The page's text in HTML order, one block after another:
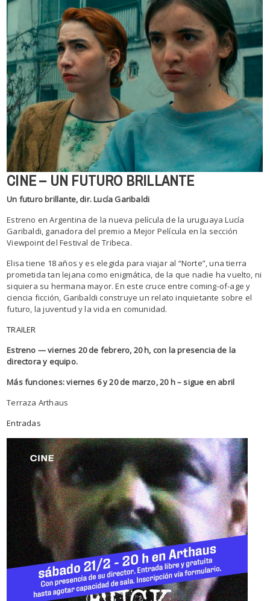
CINE – UN FUTURO BRILLANTE
Un futuro brillante, dir. Lucía Garibaldi
Estreno en Argentina de la nueva película de la uruguaya Lucía
Garibaldi, ganadora del premio a Mejor Película en la sección
Viewpoint del Festival de Tribeca.
Elisa tiene 18 años y es elegida para viajar al “Norte”, una tierra
prometida tan lejana como enigmática, de la que nadie ha vuelto, ni
siquiera su hermana mayor. En este cruce entre coming-of-age y
ciencia ficción, Garibaldi construye un relato inquietante sobre el
futuro, la juventud y la vida en comunidad.
TRAILER
Estreno — viernes 20 de febrero, 20 h, con la presencia de la
directora y equipo.
Más funciones: viernes 6 y 20 de marzo, 20 h – sigue en abril
Terraza Arthaus
Entradas